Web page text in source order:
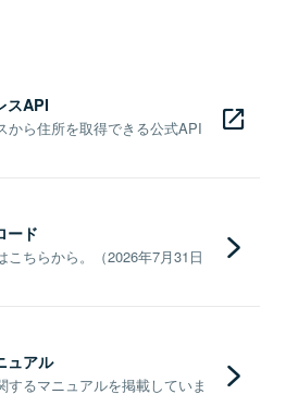
スAPI
から住所を取得できる公式API
ード
ちらから。（2026年7月31日
ュアル
るマニュアルを掲載していま